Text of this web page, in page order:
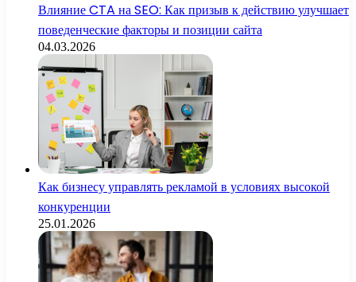
Влияние CTA на SEO: Как призыв к действию улучшает
поведенческие факторы и позиции сайта
04.03.2026
Как бизнесу управлять рекламой в условиях высокой
конкуренции
25.01.2026